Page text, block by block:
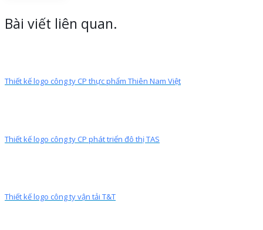
Bài viết liên quan.
Thiết kế logo công ty CP thực phẩm Thiên Nam Việt
Thiết kế logo công ty CP phát triển đô thị TAS
Thiết kế logo công ty vận tải T&T